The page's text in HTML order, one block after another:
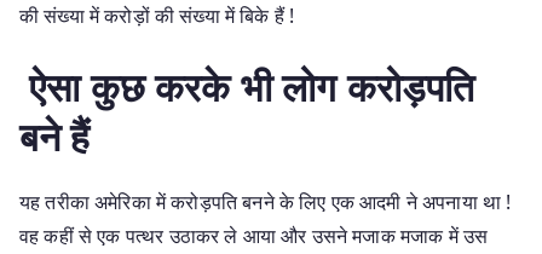
की संख्या में करोड़ों की संख्या में बिके हैं !
ऐसा कुछ करके भी लोग करोड़पति
बने हैं
यह तरीका अमेरिका में करोड़पति बनने के लिए एक आदमी ने अपनाया था !
वह कहीं से एक पत्थर उठाकर ले आया और उसने मजाक मजाक में उस